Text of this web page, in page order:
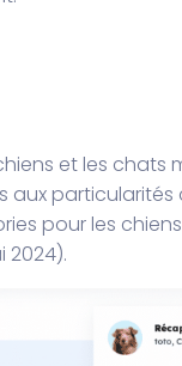
et les
particularités
pour les
2024).